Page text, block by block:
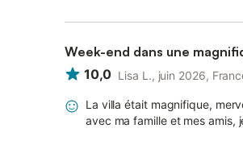
Week-end dans une
10,0 Lisa L., juin 2026,
La villa était magnifique,
avec ma famille et mes amis,